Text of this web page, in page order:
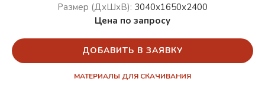
Размер (ДхШхВ): 3040х1650х2400
Цена по запросу
ДОБАВИТЬ В ЗАЯВКУ
МАТЕРИАЛЫ ДЛЯ СКАЧИВАНИЯ